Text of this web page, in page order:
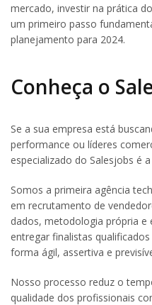
mercado, investir na prática
um primeiro passo
planejamento para 2024.
Conheça o
Se a sua empresa está
performance ou líderes
especializado do Salesjobs é
Somos a primeira agência
em recrutamento de
dados, metodologia própria e
entregar finalistas
forma ágil, assertiva e
Nosso processo reduz o
qualidade dos profissionais